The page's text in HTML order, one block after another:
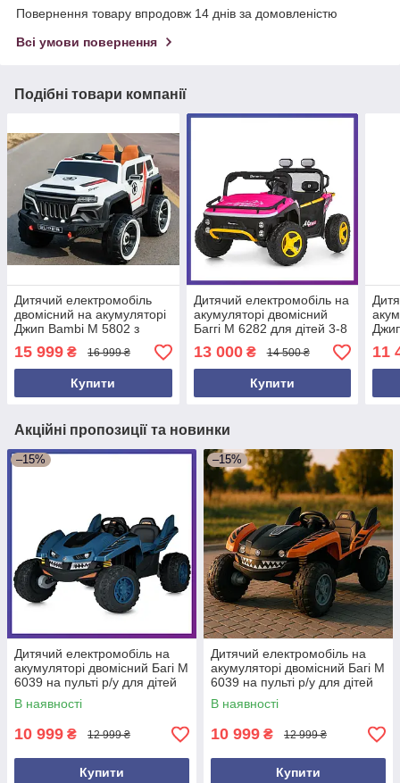
Повернення товару впродовж 14 днів за домовленістю
Всі умови повернення
Подібні товари компанії
Дитячий електромобіль
двомісний на акумуляторі
Джип Bambi M 5802 з
пультом р/у для дітей 3-8
років Білий
15 999 ₴ 16 999 ₴
Купити
Дитячий електромобіль на
акумуляторі двомісний
Баггі M 6282 для дітей 3-8
років Рожевий
13 000₴ 14 500 ₴
Купити
11
Акційні пропозиції та новинки
–15%
Дитячий електромобіль на
акумуляторі двомісний Багі M
6039 на пульті р/у для дітей
від 3 до 8 років Синій
В наявності
10 999 ₴ 12 999 ₴
Купити
–15%
Дитячий електромобіль на
акумуляторі двомісний Багі M
6039 на пульті р/у для дітей
від 3 до 8 років Жовтогарячий
В наявності
10 999 ₴ 12 999 ₴
Купити